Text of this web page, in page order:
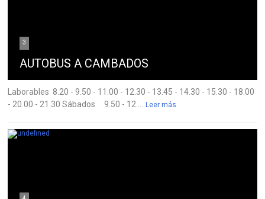
3
AUTOBUS A CAMBADOS
Laborables 8.20 - 9.50 - 11.00 - 12.30 - 13.45 - 14.30 - 15.30 - 18.00
- 20.00 - 21.30 Sábados 9.50 - 12....
Leer más